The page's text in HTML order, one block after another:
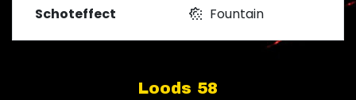
Schoteffect Fountain
Loods 58